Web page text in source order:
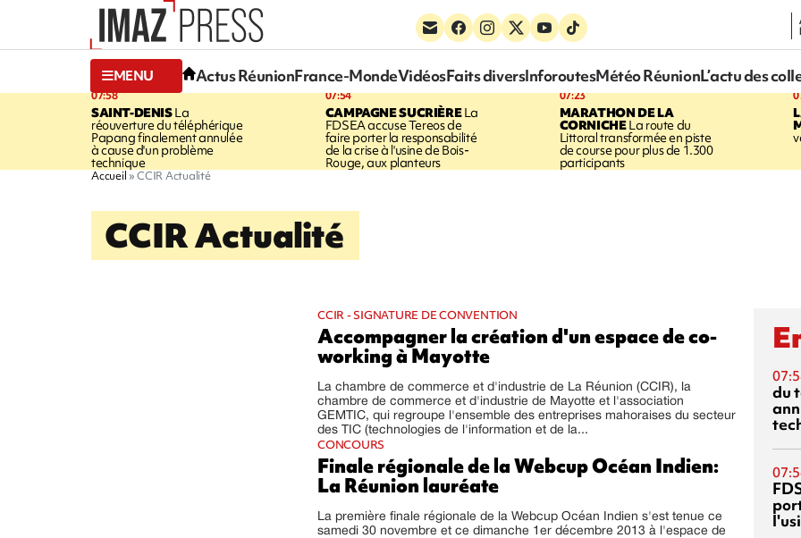
MENU Actus RéunionFrance-MondeVidéosFaits diversInforoutesMétéo RéunionL’actu des
07:58
SAINT-DENISLa
réouverture du téléphérique
Papang finalement annulée
à cause d'un problème
technique
07:54
CAMPAGNE SUCRIÈRELa
FDSEA accuse Tereos de
faire porter la responsabilité
de la crise à l'usine de Bois-
Rouge, aux planteurs
07:23
MARATHON DE LA
CORNICHELa route du
Littoral transformée en piste
de course pour plus de 1.300
participants
Accueil CCIR Actualité
CCIR Actualité
CCIR - SIGNATURE DE CONVENTION
Accompagner la création d'un espace de co-
working à Mayotte
La chambre de commerce et d'industrie de La Réunion (CCIR), la
chambre de commerce et d'industrie de Mayotte et l'association
GEMTIC, qui regroupe l'ensemble des entreprises mahoraises du secteur
des TIC (technologies de l'information et de la...
CONCOURS
Finale régionale de la Webcup Océan Indien:
La Réunion lauréate
La première finale régionale de la Webcup Océan Indien s'est tenue ce
samedi 30 novembre et ce dimanche 1er décembre 2013 à l'espace de
du